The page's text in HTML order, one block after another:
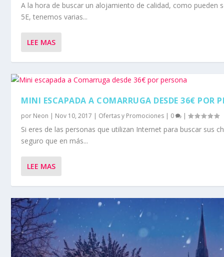
A la hora de buscar un alojamiento de calidad, como pueden
5E, tenemos varias...
LEE MAS
MINI ESCAPADA A COMARRUGA DESDE 36€ POR
por Neon | Nov 10, 2017 | Ofertas y Promociones | 0 |
Si eres de las personas que utilizan Internet para buscar sus
seguro que en más...
LEE MAS